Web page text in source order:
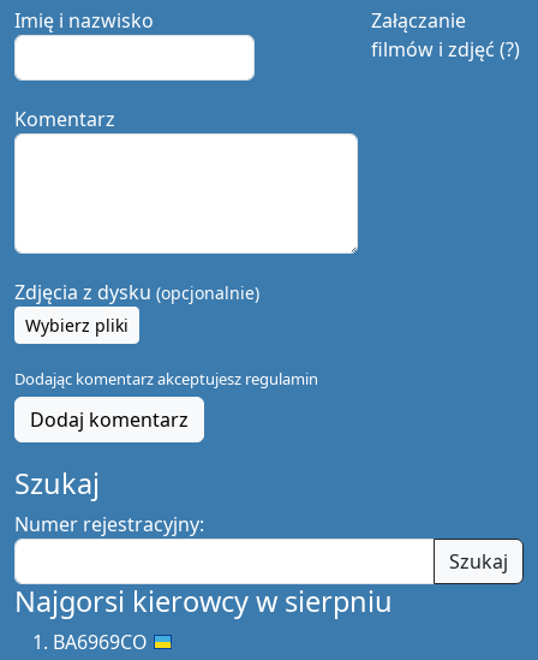
Załączanie
filmów i zdjęć (?)
Imię i nazwisko
Komentarz
Zdjęcia z dysku (opcjonalnie)
Wybierz pliki
Dodając komentarz akceptujesz regulamin
Dodaj komentarz
Szukaj
Numer rejestracyjny:
Szukaj
Najgorsi kierowcy w sierpniu
BA6969CO